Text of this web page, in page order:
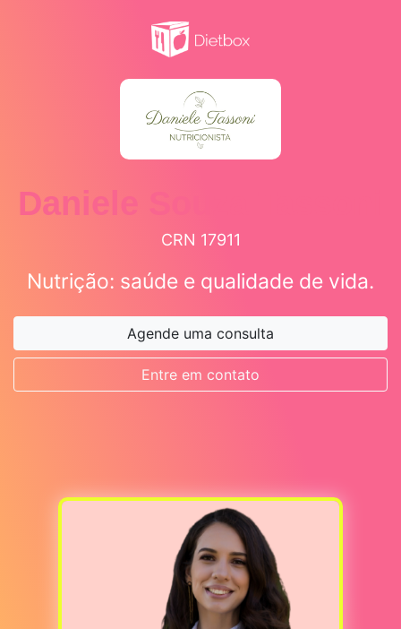
Daniele Souza Tassoni
CRN 17911
Nutrição: saúde e qualidade de vida.
Agende uma consulta
Entre em contato